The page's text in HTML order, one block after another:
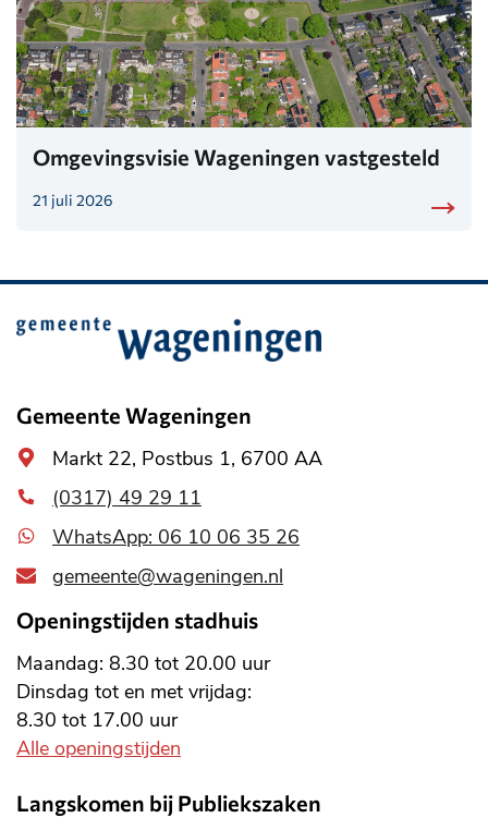
Omgevingsvisie Wageningen vastgesteld
21 juli 2026
Belangrijke
informatie
Gemeente Wageningen
Algemeen
adres
Markt 22, Postbus 1, 6700 AA
(0317) 49 29 11
WhatsApp: 06 10 06 35 26
gemeente@wageningen.nl
Openingstijden stadhuis
Maandag: 8.30 tot 20.00 uur
Dinsdag tot en met vrijdag:
8.30 tot 17.00 uur
Alle openingstijden
Langskomen bij Publiekszaken